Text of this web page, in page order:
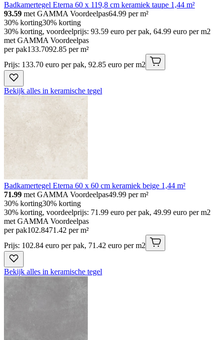
Badkamertegel Eterna 60 x 119,8 cm keramiek taupe 1,44 m²
93.59 met GAMMA Voordeelpas64.99 per m²
30% korting30% korting
30% korting, voordeelprijs: 93.59 euro per pak, 64.99 euro per m2
met GAMMA Voordeelpas
per pak133.7092.85 per m²
Prijs: 133.70 euro per pak, 92.85 euro per m2
Bekijk alles in keramische tegel
Badkamertegel Eterna 60 x 60 cm keramiek beige 1,44 m²
71.99 met GAMMA Voordeelpas49.99 per m²
30% korting30% korting
30% korting, voordeelprijs: 71.99 euro per pak, 49.99 euro per m2
met GAMMA Voordeelpas
per pak102.8471.42 per m²
Prijs: 102.84 euro per pak, 71.42 euro per m2
Bekijk alles in keramische tegel